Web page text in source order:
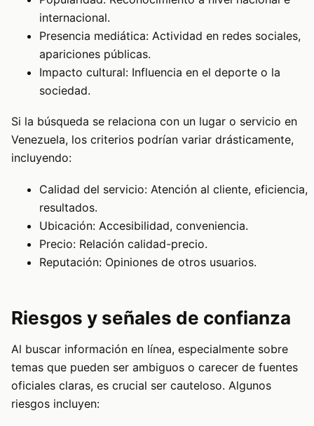
internacional.
Presencia mediática: Actividad en redes sociales,
apariciones públicas.
Impacto cultural: Influencia en el deporte o la
sociedad.
Si la búsqueda se relaciona con un lugar o servicio en
Venezuela, los criterios podrían variar drásticamente,
incluyendo:
Calidad del servicio: Atención al cliente, eficiencia,
resultados.
Ubicación: Accesibilidad, conveniencia.
Precio: Relación calidad-precio.
Reputación: Opiniones de otros usuarios.
Riesgos y señales de confianza
Al buscar información en línea, especialmente sobre
temas que pueden ser ambiguos o carecer de fuentes
oficiales claras, es crucial ser cauteloso. Algunos
riesgos incluyen: